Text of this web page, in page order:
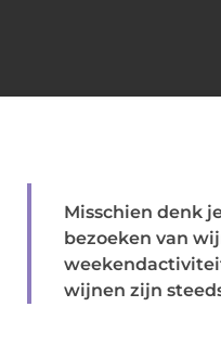
Misschien denk
bezoeken van
wijnen zijn